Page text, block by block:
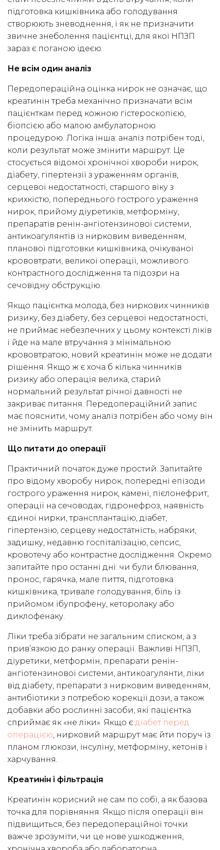
підготовка кишківника або голодування
створюють зневоднення, і як не призначити
звичне знеболення пацієнтці, для якої НПЗП
зараз є поганою ідеєю.
Не всім один аналіз
Передопераційна оцінка нирок не означає, що
креатинін треба механічно призначати всім
пацієнткам перед кожною гістероскопією,
біопсією або малою амбулаторною
процедурою. Логіка інша: аналіз потрібен тоді,
коли результат може змінити маршрут. Це
стосується відомої хронічної хвороби нирок,
діабету, гіпертензії з ураженням органів,
серцевої недостатності, старшого віку з
крихкістю, попереднього гострого ураження
нирок, прийому діуретиків, метформіну,
препаратів ренін-ангіотензинової системи,
антикоагулянтів із нирковим виведенням,
планової підготовки кишківника, очікуваної
крововтрати, великої операції, можливого
контрастного дослідження та підозри на
сечовідну обструкцію.
Якщо пацієнтка молода, без ниркових чинників
ризику, без діабету, без серцевої недостатності,
не приймає небезпечних у цьому контексті ліків
і йде на мале втручання з мінімальною
крововтратою, новий креатинін може не додати
рішення. Якщо ж є хоча б кілька чинників
ризику або операція велика, старий
нормальний результат річної давності не
закриває питання. Передопераційний запис
має пояснити, чому аналіз потрібен або чому він
не змінить маршрут.
Що питати до операції
Практичний початок дуже простий. Запитайте
про відому хворобу нирок, попередні епізоди
гострого ураження нирок, камені, пієлонефрит,
операції на сечоводах, гідронефроз, наявність
єдиної нирки, трансплантацію, діабет,
гіпертензію, серцеву недостатність, набряки,
задишку, недавню госпіталізацію, сепсис,
кровотечу або контрастне дослідження. Окремо
запитайте про останні дні: чи були блювання,
пронос, гарячка, мале пиття, підготовка
кишківника, тривале голодування, біль із
прийомом ібупрофену, кеторолаку або
диклофенаку.
Ліки треба зібрати не загальним списком, а з
прив’язкою до ранку операції. Важливі НПЗП,
діуретики, метформін, препарати ренін-
ангіотензинової системи, антикоагулянти, ліки
від діабету, препарати з нирковим виведенням,
антибіотики з потребою корекції дози, а також
добавки або рослинні засоби, які пацієнтка
сприймає як «не ліки». Якщо є діабет перед
операцією, нирковий маршрут має йти поруч із
планом глюкози, інсуліну, метформіну, кетонів і
харчування.
Креатинін і фільтрація
Креатинін корисний не сам по собі, а як базова
точка для порівняння. Якщо після операції він
підвищиться, без передопераційної точки
важче зрозуміти, чи це нове ушкодження,